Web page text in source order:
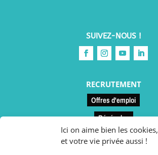
Ici on aime bien les cookies,
et votre vie privée aussi !
SUIVEZ-NOUS !
RECRUTEMENT
Offres d'emploi
Bénévoles
LIENS UTILES